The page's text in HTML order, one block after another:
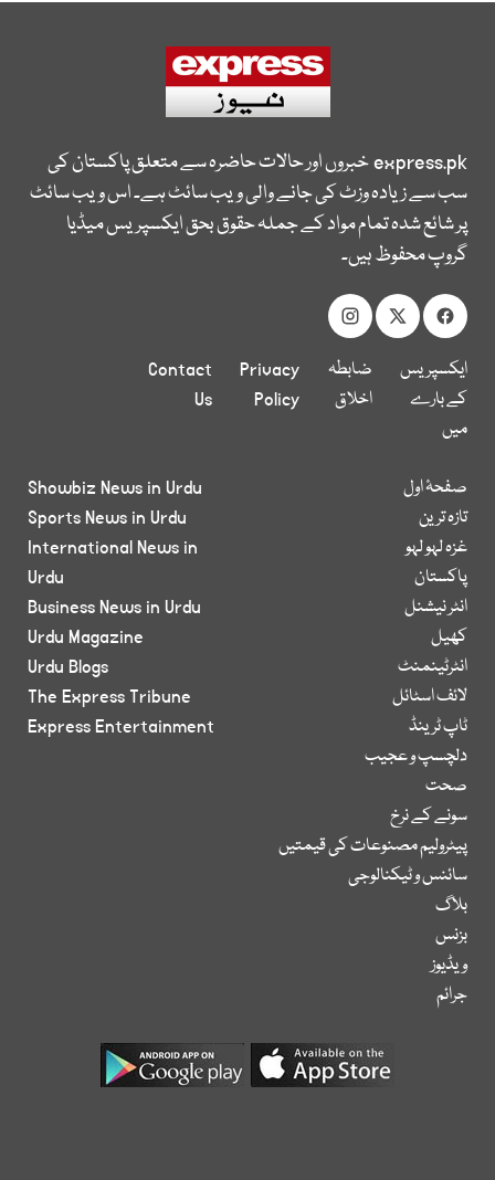
express.pkخبروں اور حالات حاضرہ سے متعلق پاکستان کی
سب سے زیادہ وزٹ کی جانے والی ویب سائٹ ہے۔ اس ویب سائٹ
پر شائع شدہ تمام مواد کے جملہ حقوق بحق ایکسپریس میڈیا
گروپ محفوظ ہیں۔
ایکسپریس
کے بارے
میں
ضابطہ
اخلاق
Privacy
Policy
Contact
Us
صفحۂ اول
تازہ ترین
غزہ لہو لہو
پاکستان
انٹر نیشنل
کھیل
انٹرٹینمنٹ
لائف اسٹائل
ٹاپ ٹرینڈ
دلچسپ و عجیب
صحت
سونے کے نرخ
پیٹرولیم مصنوعات کی قیمتیں
سائنس و ٹیکنالوجی
بلاگ
بزنس
ویڈیوز
جرائم
Showbiz News in Urdu
Sports News in Urdu
International News in
Urdu
Business News in Urdu
Urdu Magazine
Urdu Blogs
The Express Tribune
Express Entertainment